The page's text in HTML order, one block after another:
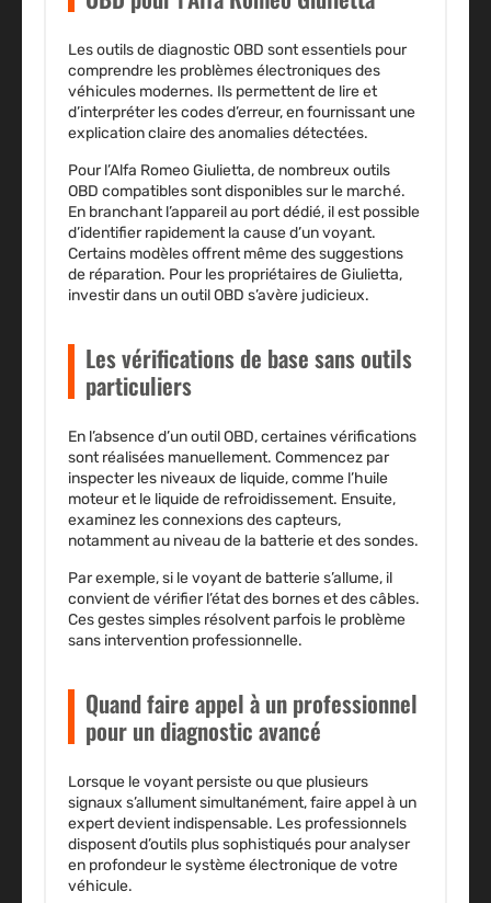
Les outils de diagnostic OBD sont essentiels pour
comprendre les problèmes électroniques des
véhicules modernes. Ils permettent de lire et
d’interpréter les codes d’erreur, en fournissant une
explication claire des anomalies détectées.
Pour l’Alfa Romeo Giulietta, de nombreux outils
OBD compatibles sont disponibles sur le marché.
En branchant l’appareil au port dédié, il est possible
d’identifier rapidement la cause d’un voyant.
Certains modèles offrent même des suggestions
de réparation. Pour les propriétaires de Giulietta,
investir dans un outil OBD s’avère judicieux.
Les vérifications de base sans outils
particuliers
En l’absence d’un outil OBD, certaines vérifications
sont réalisées manuellement. Commencez par
inspecter les niveaux de liquide, comme l’huile
moteur et le liquide de refroidissement. Ensuite,
examinez les connexions des capteurs,
notamment au niveau de la batterie et des sondes.
Par exemple, si le voyant de batterie s’allume, il
convient de vérifier l’état des bornes et des câbles.
Ces gestes simples résolvent parfois le problème
sans intervention professionnelle.
Quand faire appel à un professionnel
pour un diagnostic avancé
Lorsque le voyant persiste ou que plusieurs
signaux s’allument simultanément,faire appel à un
expert devient indispensable. Les professionnels
disposent d’outils plus sophistiqués pour analyser
en profondeur le système électronique de votre
véhicule.